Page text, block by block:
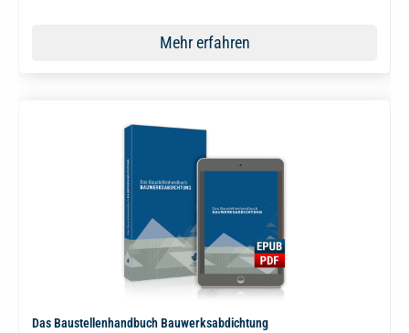
Mehr erfahren
Das Baustellenhandbuch Bauwerksabdichtung